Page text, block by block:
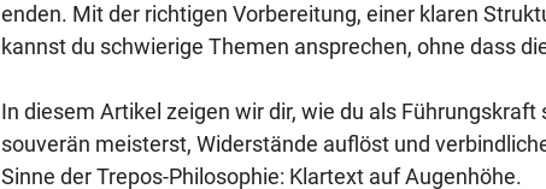
enden. Mit der richtigen Vorbereitung, einer klaren
kannst du schwierige Themen ansprechen, ohne dass
In diesem Artikel zeigen wir dir, wie du als
souverän meisterst, Widerstände auflöst und
Sinne der Trepos-Philosophie: Klartext auf Augenhöhe.